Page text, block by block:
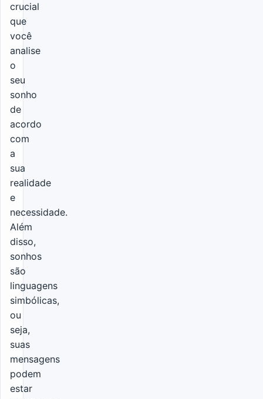
crucial
que
você
analise
o
seu
sonho
de
acordo
com
a
sua
realidade
e
necessidade.
Além
disso,
sonhos
são
linguagens
simbólicas,
ou
seja,
suas
mensagens
podem
estar